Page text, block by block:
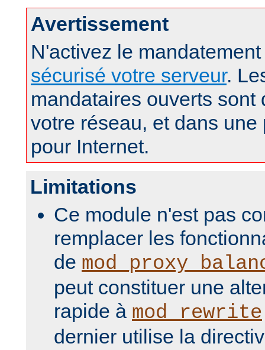
Avertissement
N'activez le
sécurisé votre serveur.
mandataires ouverts sont
votre réseau, et dans
pour Internet.
Limitations
Ce module n'est pas
remplacer les
de
peut constituer une
rapide à mod_rewrite
dernier utilise la